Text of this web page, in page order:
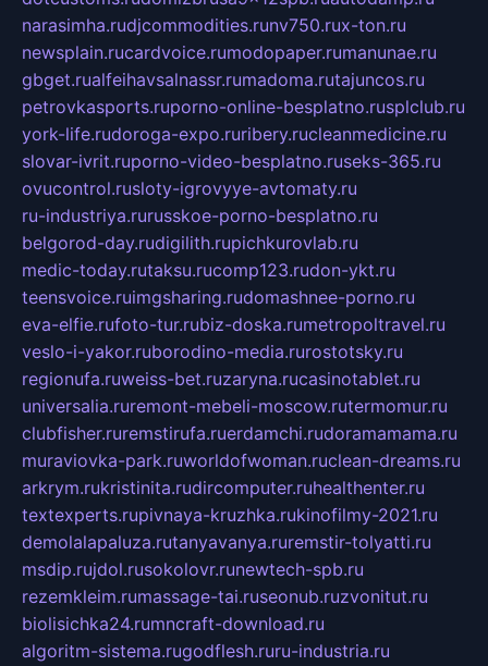
narasimha.rudjcommodities.runv750.rux-ton.ru
newsplain.rucardvoice.rumodopaper.rumanunae.ru
gbget.rualfeihavsalnassr.rumadoma.rutajuncos.ru
petrovkasports.ruporno-online-besplatno.rusplclub.ru
york-life.rudoroga-expo.ruribery.rucleanmedicine.ru
slovar-ivrit.ruporno-video-besplatno.ruseks-365.ru
ovucontrol.rusloty-igrovyye-avtomaty.ru
ru-industriya.rurusskoe-porno-besplatno.ru
belgorod-day.rudigilith.rupichkurovlab.ru
medic-today.rutaksu.rucomp123.rudon-ykt.ru
teensvoice.ruimgsharing.rudomashnee-porno.ru
eva-elfie.rufoto-tur.rubiz-doska.rumetropoltravel.ru
veslo-i-yakor.ruborodino-media.rurostotsky.ru
regionufa.ruweiss-bet.ruzaryna.rucasinotablet.ru
universalia.ruremont-mebeli-moscow.rutermomur.ru
clubfisher.ruremstirufa.ruerdamchi.rudoramamama.ru
muraviovka-park.ruworldofwoman.ruclean-dreams.ru
arkrym.rukristinita.rudircomputer.ruhealthenter.ru
textexperts.rupivnaya-kruzhka.rukinofilmy-2021.ru
demolalapaluza.rutanyavanya.ruremstir-tolyatti.ru
msdip.rujdol.rusokolovr.runewtech-spb.ru
rezemkleim.rumassage-tai.ruseonub.ruzvonitut.ru
biolisichka24.rumncraft-download.ru
algoritm-sistema.rugodflesh.ruru-industria.ru